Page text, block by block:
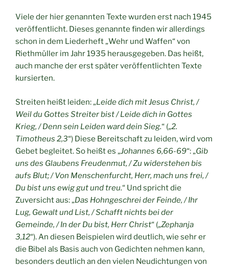
Viele der hier genannten Texte wurden erst nach 1945
veröffentlicht. Dieses genannte finden wir allerdings
schon in dem Liederheft „Wehr und Waffen“ von
Riethmüller im Jahr 1935 herausgegeben. Das heißt,
auch manche der erst später veröffentlichten Texte
kursierten.
Streiten heißt leiden: „Leide dich mit Jesus Christ, /
Weil du Gottes Streiter bist / Leide dich in Gottes
Krieg, / Denn sein Leiden ward dein Sieg.“ („2.
Timotheus 2,3“) Diese Bereitschaft zu leiden, wird vom
Gebet begleitet. So heißt es „Johannes 6,66-69“: „Gib
uns des Glaubens Freudenmut, / Zu widerstehen bis
aufs Blut; / Von Menschenfurcht, Herr, mach uns frei, /
Du bist uns ewig gut und treu.“ Und spricht die
Zuversicht aus: „Das Hohngeschrei der Feinde, / Ihr
Lug, Gewalt und List, / Schafft nichts bei der
Gemeinde, / In der Du bist, Herr Christ“ („Zephanja
3,12“). An diesen Beispielen wird deutlich, wie sehr er
die Bibel als Basis auch von Gedichten nehmen kann,
besonders deutlich an den vielen Neudichtungen von